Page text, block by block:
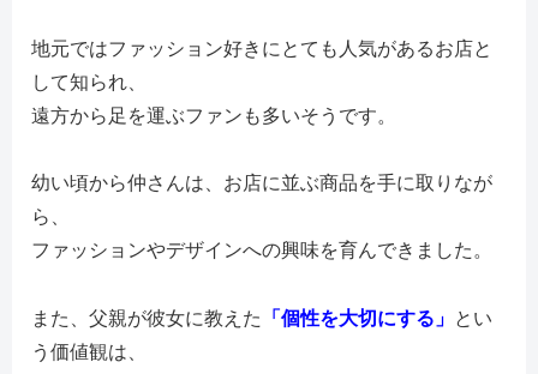
地元ではファッション好きにとても人気があるお店と
して知られ、
遠方から足を運ぶファンも多いそうです。
幼い頃から仲さんは、お店に並ぶ商品を手に取りなが
ら、
ファッションやデザインへの興味を育んできました。
また、父親が彼女に教えた 「個性を大切にする」 とい
う価値観は、